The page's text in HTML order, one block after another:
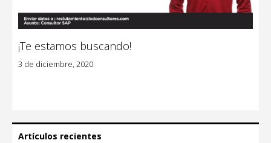
¡Te estamos buscando!
3 de diciembre, 2020
Artículos recientes